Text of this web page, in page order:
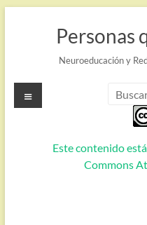
Personas
Neuroeducación y
Este contenido
Commons
Menú